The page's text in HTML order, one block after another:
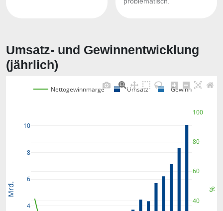
Umsatz- und Gewinnentwicklung
(jährlich)
4
6
8
10
40
60
80
100
Nettogewinnmarge Umsatz Gewinn
Mrd. %